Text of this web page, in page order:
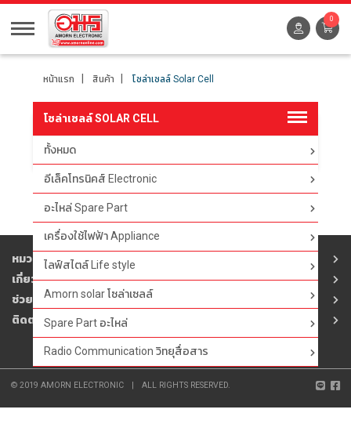
0
หน้าแรก สินค้า โซล่าเซลล์ Solar Cell
โซล่าเซลล์ SOLAR CELL
ทั้งหมด
อีเล็คโทรนิคส์ Electronic
อะไหล่ Spare Part
เครื่องใช้ไฟฟ้า Appliance
ไลฟ์สไตล์ Life style
Amorn solar โซล่าเซลล์
Spare Part อะไหล่
Radio Communication วิทยุสื่อสาร
ตัวกรอง
หมวดสินค้า
เกี่ยวกับอมร
ช่วยเหลือ
ติดต่ออมร
© 2019 AMORN ELECTRONIC ALL RIGHTS RESERVED.